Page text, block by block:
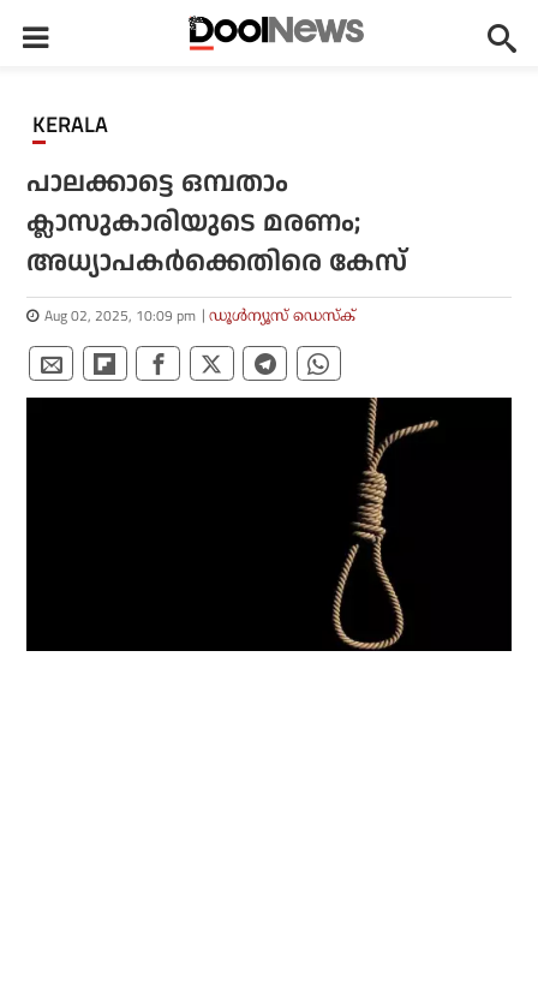
KERALA
പാലക്കാട്ടെ ഒമ്പതാം
ക്ലാസുകാരിയുടെ മരണം;
അധ്യാപകര്‍ക്കെതിരെ കേസ്
Aug 02, 2025, 10:09 pm ഡൂള്‍ന്യൂസ് ഡെസ്‌ക്